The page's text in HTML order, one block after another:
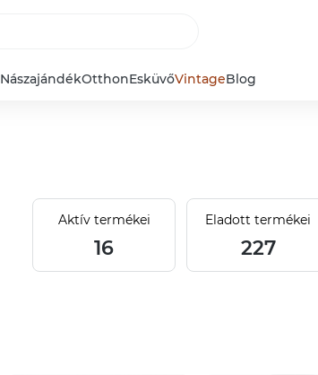
NászajándékOtthonEsküvőVintageBlog
Aktív termékei
16
Eladott termékei
227